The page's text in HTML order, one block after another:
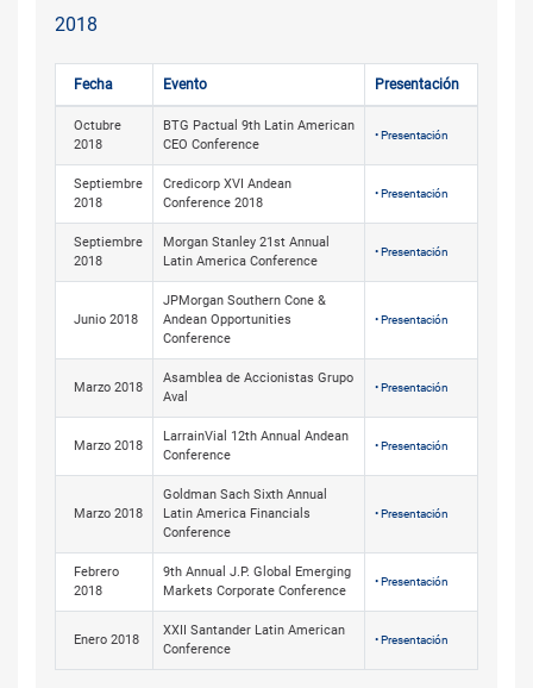
2018
Fecha Evento Presentación
Octubre
2018
BTG Pactual 9th Latin American
CEO Conference
• Presentación
Septiembre
2018
Credicorp XVI Andean
Conference 2018
• Presentación
Septiembre
2018
Morgan Stanley 21st Annual
Latin America Conference
• Presentación
Junio 2018
JPMorgan Southern Cone &
Andean Opportunities
Conference
• Presentación
Marzo 2018
Asamblea de Accionistas Grupo
Aval
• Presentación
Marzo 2018
LarrainVial 12th Annual Andean
Conference
• Presentación
Marzo 2018
Goldman Sach Sixth Annual
Latin America Financials
Conference
• Presentación
Febrero
2018
9th Annual J.P. Global Emerging
Markets Corporate Conference
• Presentación
Enero 2018
XXII Santander Latin American
Conference
• Presentación